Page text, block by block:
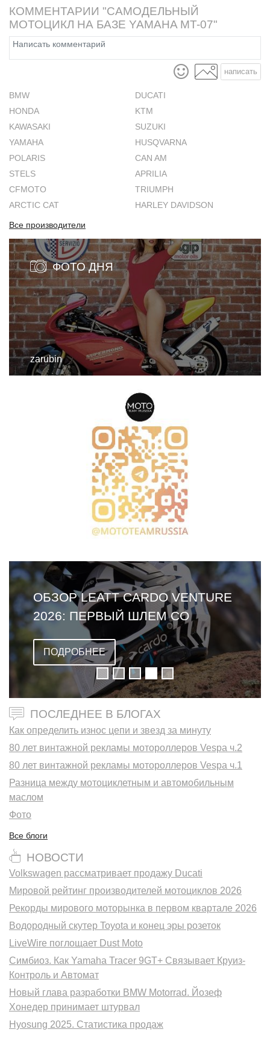
КОММЕНТАРИИ "САМОДЕЛЬНЫЙ
МОТОЦИКЛ НА БАЗЕ YAMAHA MT-07"
написать
BMW
DUCATI
HONDA
KTM
KAWASAKI
SUZUKI
YAMAHA
HUSQVARNA
POLARIS
CAN AM
STELS
APRILIA
CFMOTO
TRIUMPH
ARCTIC CAT
HARLEY DAVIDSON
Все производители
ФОТО ДНЯ
zarubin
ОБЗОР LEATT CARDO VENTURE
2026: ПЕРВЫЙ ШЛЕМ СО
ВСТРОЕННОЙ ГАРНИТУРОЙ
ПОДРОБНЕЕ
ПОСЛЕДНЕЕ В БЛОГАХ
Как определить износ цепи и звезд за минуту
80 лет винтажной рекламы мотороллеров Vespa ч.2
80 лет винтажной рекламы мотороллеров Vespa ч.1
Разница между мотоциклетным и автомобильным
маслом
Фото
Все блоги
НОВОСТИ
Volkswagen рассматривает продажу Ducati
Мировой рейтинг производителей мотоциклов 2026
Рекорды мирового моторынка в первом квартале 2026
Водородный скутер Toyota и конец эры розеток
LiveWire поглощает Dust Moto
Симбиоз. Как Yamaha Tracer 9GT+ Связывает Круиз-
Контроль и Автомат
Новый глава разработки BMW Motorrad. Йозеф
Хонедер принимает штурвал
Hyosung 2025. Статистика продаж